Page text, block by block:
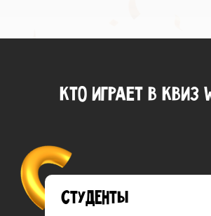
Студенты
КТО ИГРАЕТ В КВИЗ